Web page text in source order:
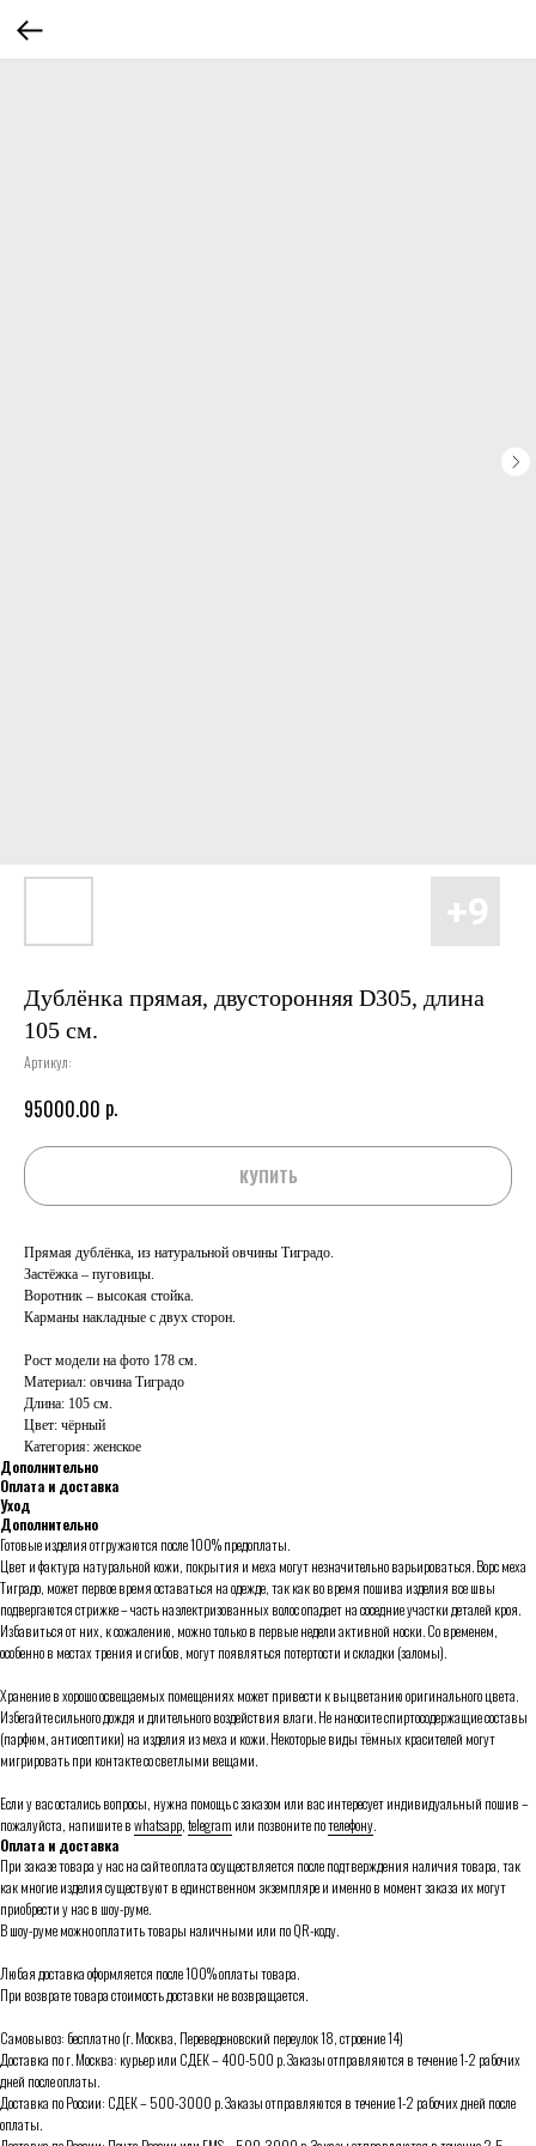
Дублёнка прямая, двусторонняя D305, длина
105 см.
Артикул:
95000.00 р.
КУПИТЬ
Прямая дублёнка, из натуральной овчины Тиградо.
Застёжка – пуговицы.
Воротник – высокая стойка.
Карманы накладные с двух сторон.
Рост модели на фото 178 см.
Материал: овчина Тиградо
Длина: 105 см.
Цвет: чёрный
Категория: женское
Дополнительно
Оплата и доставка
Уход
Дополнительно
Готовые изделия отгружаются после 100% предоплаты.
Цвет и фактура натуральной кожи, покрытия и меха могут незначительно варьироваться. Ворс меха
Тиградо, может первое время оставаться на одежде, так как во время пошива изделия все швы
подвергаются стрижке – часть наэлектризованных волос опадает на соседние участки деталей кроя.
Избавиться от них, к сожалению, можно только в первые недели активной носки. Со временем,
особенно в местах трения и сгибов, могут появляться потертости и складки (заломы).
Хранение в хорошо освещаемых помещениях может привести к выцветанию оригинального цвета.
Избегайте сильного дождя и длительного воздействия влаги. Не наносите спиртосодержащие составы
(парфюм, антисептики) на изделия из меха и кожи. Некоторые виды тёмных красителей могут
мигрировать при контакте со светлыми вещами.
Если у вас остались вопросы, нужна помощь с заказом или вас интересует индивидуальный пошив –
пожалуйста, напишите вwhatsapp,telegram или позвоните потелефону.
Оплата и доставка
При заказе товара у нас на сайте оплата осуществляется после подтверждения наличия товара, так
как многие изделия существуют в единственном экземпляре и именно в момент заказа их могут
приобрести у нас в шоу-руме.
В шоу-руме можно оплатить товары наличными или по QR-коду.
Любая доставка оформляется после 100% оплаты товара.
При возврате товара стоимость доставки не возвращается.
Самовывоз: бесплатно (г. Москва, Переведеновский переулок 18, строение 14)
Доставка по г. Москва: курьер или СДЕК – 400-500 р. Заказы отправляются в течение 1-2 рабочих
дней после оплаты.
Доставка по России: СДЕК – 500-3000 р. Заказы отправляются в течение 1-2 рабочих дней после
оплаты.